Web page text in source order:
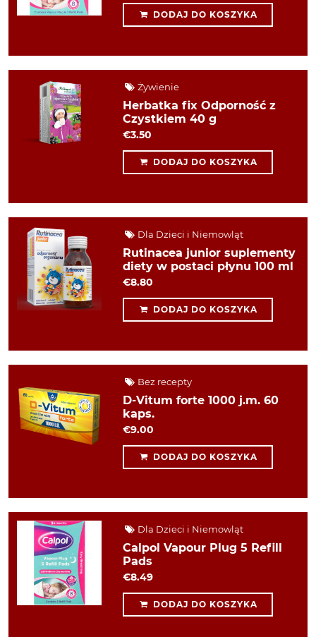
DODAJ DO KOSZYKA
Żywienie
Herbatka fix Odporność z
Czystkiem 40 g
€3.50
DODAJ DO KOSZYKA
Dla Dzieci i Niemowląt
Rutinacea junior suplementy
diety w postaci płynu 100 ml
€8.80
DODAJ DO KOSZYKA
Bez recepty
D-Vitum forte 1000 j.m. 60
kaps.
€9.00
DODAJ DO KOSZYKA
Dla Dzieci i Niemowląt
Calpol Vapour Plug 5 Refill
Pads
€8.49
DODAJ DO KOSZYKA